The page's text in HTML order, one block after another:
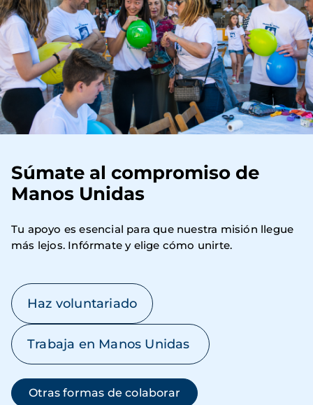
Súmate al compromiso de
Manos Unidas
Tu apoyo es esencial para que nuestra misión llegue
más lejos. Infórmate y elige cómo unirte.
Haz voluntariado
Trabaja en Manos Unidas
Otras formas de colaborar